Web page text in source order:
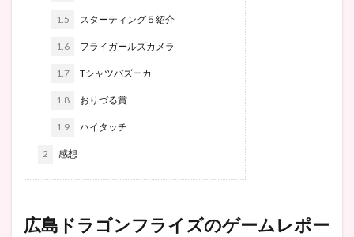
1.5 スターティング５紹介
1.6 フライガールズカメラ
1.7 Tシャツバズーカ
1.8 おりづる賞
1.9 ハイタッチ
2 感想
広島ドラゴンフライズのゲームレポー